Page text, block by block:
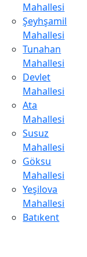
Mahallesi
Şeyhşamil
Mahallesi
Tunahan
Mahallesi
Devlet
Mahallesi
Ata
Mahallesi
Susuz
Mahallesi
Göksu
Mahallesi
Yeşilova
Mahallesi
Batıkent